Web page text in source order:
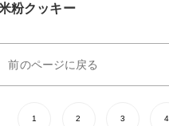
粉クッキー
前のページに戻る
1 2 3 4